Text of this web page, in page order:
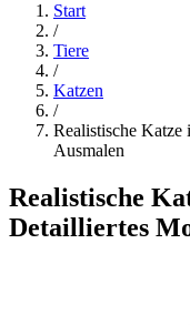
Start
/
Tiere
/
Katzen
/
Realistische
Ausmalen
Realistische
Detailliertes